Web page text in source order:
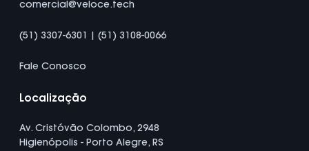
comercial@veloce.tech
(51) 3307-6301 | (51) 3108-0066
Fale Conosco
Localização
Av. Cristóvão Colombo, 2948
Higienópolis - Porto Alegre, RS